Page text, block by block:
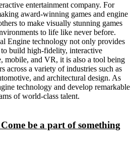
entertainment company. For
award-winning games and engine
to make visually stunning games
to life like never before.
Engine technology not only provides
build high-fidelity, interactive
mobile, and VR, it is also a tool being
across a variety of industries such as
and architectural design. As
technology and develop remarkable
of world-class talent.
be a part of something